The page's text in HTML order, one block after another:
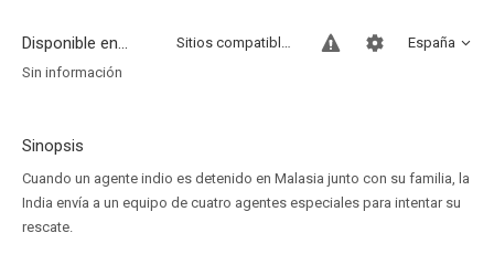
Disponible en... España
Sitios compatibles
Sin información
Sinopsis
Cuando un agente indio es detenido en Malasia junto con su familia, la
India envía a un equipo de cuatro agentes especiales para intentar su
rescate.